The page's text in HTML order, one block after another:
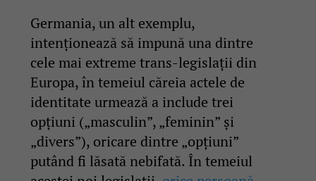
Germania, un alt exemplu,
intenționează să impună una dintre
cele mai extreme trans-legislații din
Europa, în temeiul căreia actele de
identitate urmează a include trei
opțiuni („masculin”, „feminin” și
„divers”), oricare dintre „opțiuni”
putând fi lăsată nebifată. În temeiul